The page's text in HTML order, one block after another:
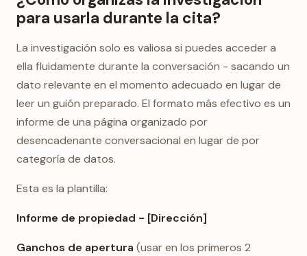
para usarla durante la cita?
La investigación solo es valiosa si puedes acceder a
ella fluidamente durante la conversación - sacando un
dato relevante en el momento adecuado en lugar de
leer un guión preparado. El formato más efectivo es un
informe de una página organizado por
desencadenante conversacional en lugar de por
categoría de datos.
Esta es la plantilla:
Informe de propiedad - [Dirección]
Ganchos de apertura (usar en los primeros 2